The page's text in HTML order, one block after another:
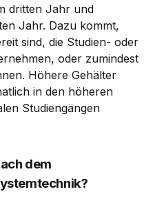
dritten Jahr und
Jahr. Dazu kommt,
sind, die Studien- oder
oder zumindest
Höhere Gehälter
in den höheren
Studiengängen
dem